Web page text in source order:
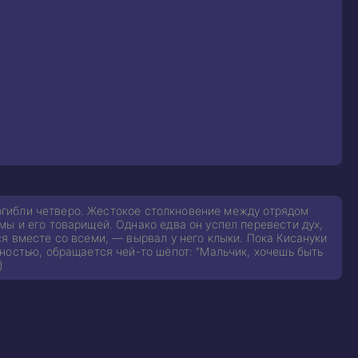
четверо. Жестокое столкновение между отрядом
и его товарищей. Однако едва он успел перевести дух,
вместе со всеми, — вырвал у него клыки. Пока Кисануки
обращается чей-то шёпот: "Мальчик, хочешь быть